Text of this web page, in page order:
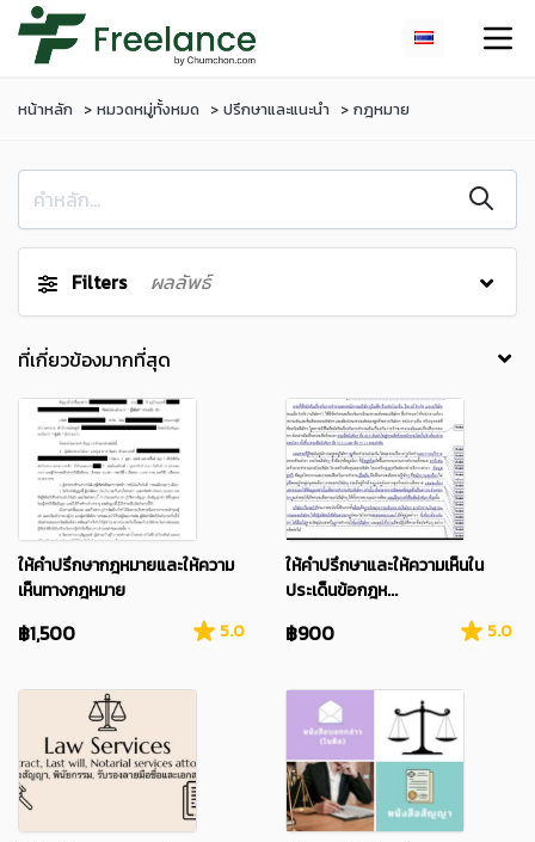
หน้าหลัก หมวดหมู่ทั้งหมด ปรึกษาและแนะนำ กฎหมาย
Filters ผลลัพธ์
ให้คำปรึกษากฎหมายและให้ความ
เห็นทางกฎหมาย
฿1,500 5.0
ให้คำปรึกษาและให้ความเห็นใน
ประเด็นข้อกฎห...
฿900 5.0